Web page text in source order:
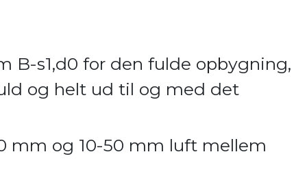
s1,d0 for den fulde opbygning,
og helt ud til og med det
mm og 10-50 mm luft mellem